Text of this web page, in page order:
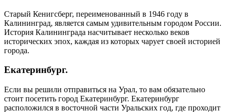
Старый Кенигсберг, переименованный в 1946 году в
Калининград, является самым удивительным городом России.
История Калининграда насчитывает несколько веков
исторических эпох, каждая из которых чарует своей историей
города.
Екатеринбург.
Если вы решили отправиться на Урал, то вам обязательно
стоит посетить город Екатеринбург. Екатеринбург
расположился в восточной части Уральских год, где проходит